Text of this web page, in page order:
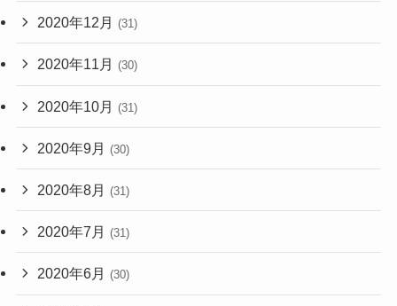
2020年12月 (31)
2020年11月 (30)
2020年10月 (31)
2020年9月 (30)
2020年8月 (31)
2020年7月 (31)
2020年6月 (30)